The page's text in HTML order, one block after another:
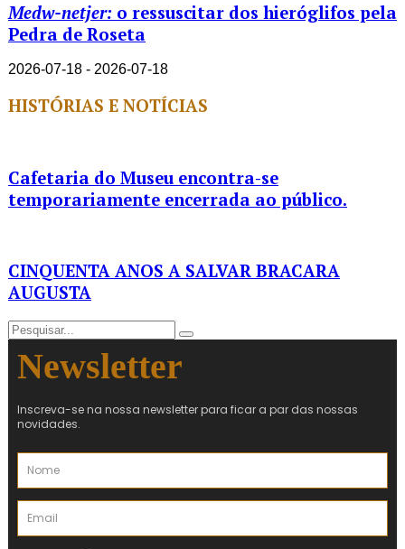
Medw-netjer: o ressuscitar dos hieróglifos pela
Pedra de Roseta
2026-07-18 - 2026-07-18
HISTÓRIAS E NOTÍCIAS
Cafetaria do Museu encontra-se
temporariamente encerrada ao público.
CINQUENTA ANOS A SALVAR BRACARA
AUGUSTA